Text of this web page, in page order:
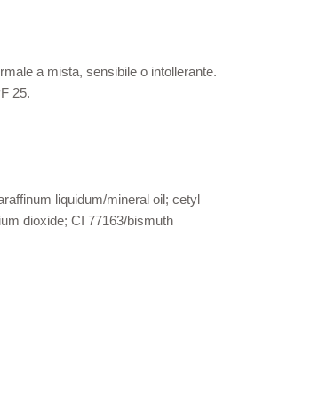
a mista, sensibile o intollerante.
25.
liquidum/mineral oil; cetyl
dioxide; CI 77163/bismuth